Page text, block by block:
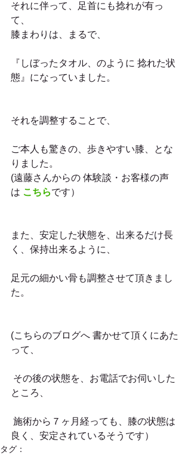
それに伴って、足首にも捻れが有っ
て、
膝まわりは、まるで、
『しぼったタオル、のように 捻れた状
態』になっていました。
それを調整することで、
ご本人も驚きの、歩きやすい膝、とな
りました。
(遠藤さんからの 体験談・お客様の声
は こちらです）
また、安定した状態を、出来るだけ長
く、保持出来るように、
足元の細かい骨も調整させて頂きまし
た。
(こちらのブログへ 書かせて頂くにあた
って、
ところ、
良く、安定されているそうです）
タグ：